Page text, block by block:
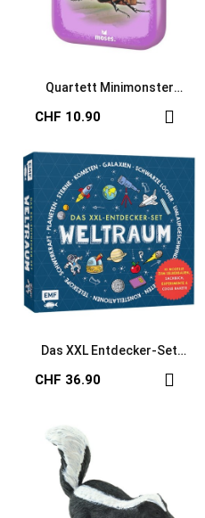
Quartett Minimonster
CHF 10.90
Das XXL Entdecker-Set
CHF 36.90